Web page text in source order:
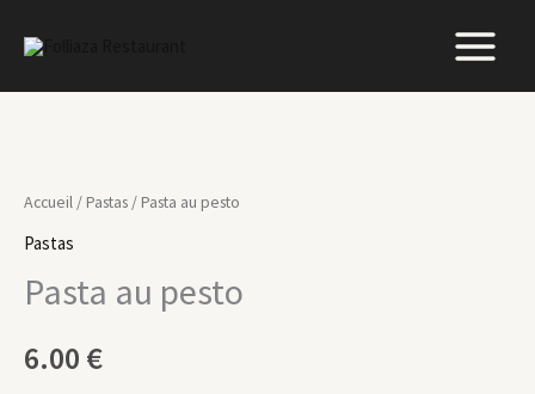
Accueil / Pastas / Pasta au pesto
Pastas
Pasta au pesto
6.00 €
de
Pasta
pesto